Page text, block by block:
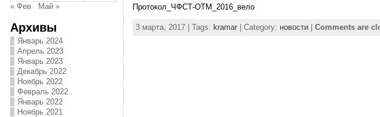
« Фев Май »
Архивы
Январь 2024
Апрель 2023
Январь 2023
Декабрь 2022
Ноябрь 2022
Февраль 2022
Январь 2022
Ноябрь 2021
Протокол_ЧФСТ-ОТМ_2016_вело
3 марта, 2017 | Tags: kramar| Category: новости| Comments are